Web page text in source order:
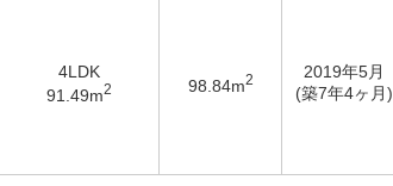
4LDK
91.49m2 98.84m2
2019年5月
(築7年4ヶ月)